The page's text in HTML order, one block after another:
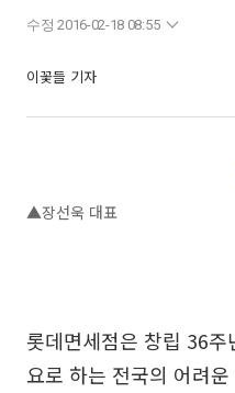
수정 2016-02-18 08:55
이꽃들 기자
▲장선욱 대표
롯데면세점은 창립 36주
요로 하는 전국의 어려